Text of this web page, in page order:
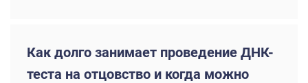
Как долго занимает проведение ДНК-
теста на отцовство и когда можно